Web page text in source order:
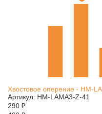
Хвостовое оперение - HM-
Артикул: HM-LAMA3-Z-41
290 ₽